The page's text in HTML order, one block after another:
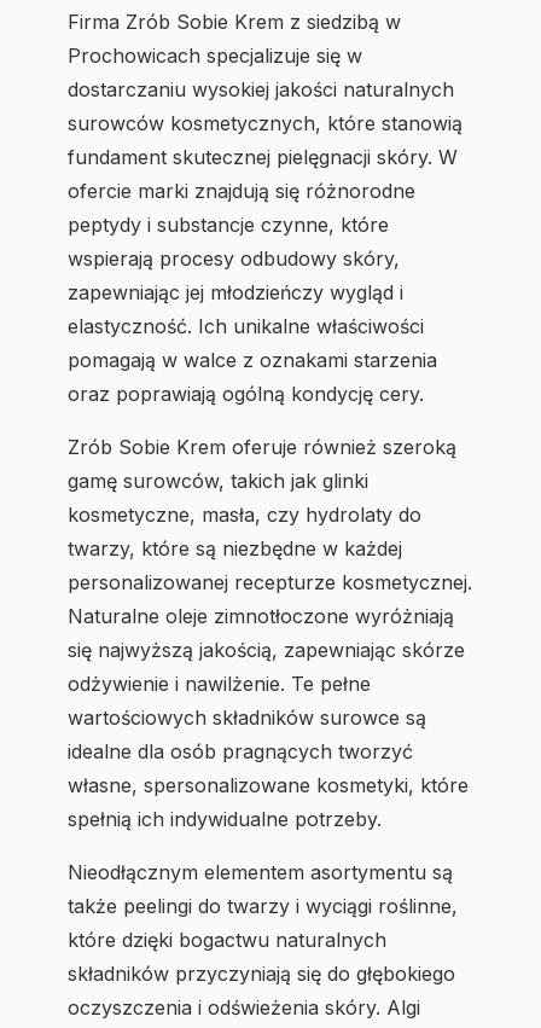
Firma Zrób Sobie Krem z siedzibą w
Prochowicach specjalizuje się w
dostarczaniu wysokiej jakości naturalnych
surowców kosmetycznych, które stanowią
fundament skutecznej pielęgnacji skóry. W
ofercie marki znajdują się różnorodne
peptydy i substancje czynne, które
wspierają procesy odbudowy skóry,
zapewniając jej młodzieńczy wygląd i
elastyczność. Ich unikalne właściwości
pomagają w walce z oznakami starzenia
oraz poprawiają ogólną kondycję cery.
Zrób Sobie Krem oferuje również szeroką
gamę surowców, takich jak glinki
kosmetyczne, masła, czy hydrolaty do
twarzy, które są niezbędne w każdej
personalizowanej recepturze kosmetycznej.
Naturalne oleje zimnotłoczone wyróżniają
się najwyższą jakością, zapewniając skórze
odżywienie i nawilżenie. Te pełne
wartościowych składników surowce są
idealne dla osób pragnących tworzyć
własne, spersonalizowane kosmetyki, które
spełnią ich indywidualne potrzeby.
Nieodłącznym elementem asortymentu są
także peelingi do twarzy i wyciągi roślinne,
które dzięki bogactwu naturalnych
składników przyczyniają się do głębokiego
oczyszczenia i odświeżenia skóry. Algi